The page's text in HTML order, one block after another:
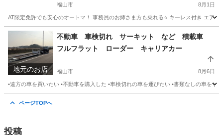
福山市 8月1日
AT限定免許でも安心のオートマ！ 事務員のお姉さま方も乗れる⭐️ キーレス付き エア
広島 福山市 その他
地元のお店
不動車 車検切れ サーキット など 積載車
フルフラット ローダー キャリアカー
福山市 8月6日
•遠方の車を買いたい •不動車を購入した •車検切れの車を運びたい •書類なしの車を
ページTOPへ
投稿